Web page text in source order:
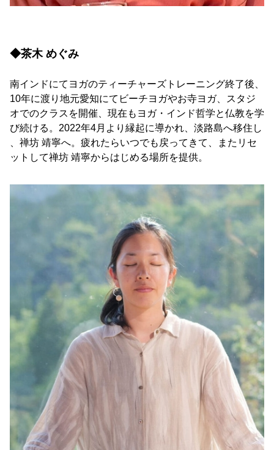
◆茶木 めぐみ
南インドにてヨガのティーチャーズトレーニング終了後、
10年に渡り地元愛知にてビーチヨガやお寺ヨガ、スタジ
オでのクラスを開催、現在もヨガ・インド哲学と仏教を学
び続ける。2022年4月より縁起に導かれ、淡路島へ移住し
、禅坊 靖寧へ。疲れたらいつでも戻ってきて、またリセ
ットして禅坊 靖寧からはじめる場所を提供。